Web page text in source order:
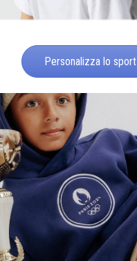
Personalizza lo sport